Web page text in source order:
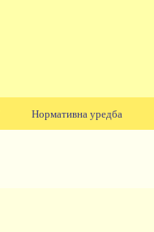
Нормативна уредба